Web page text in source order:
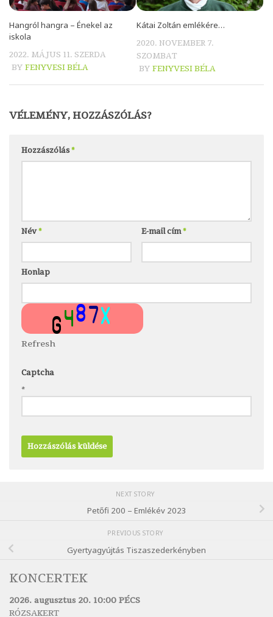
Hangról hangra – Énekel az
iskola
2022. MÁJUS 11. SZERDA
BY FENYVESI BÉLA
Kátai Zoltán emlékére…
2020. NOVEMBER 7.
SZOMBAT
BY FENYVESI BÉLA
VÉLEMÉNY, HOZZÁSZÓLÁS?
Hozzászólás*
Név* E-mail cím*
Honlap
Refresh
Captcha
*
NEXT STORY
Petőfi 200 – Emlékév 2023
PREVIOUS STORY
Gyertyagyújtás Tiszaszederkényben
KONCERTEK
2026. augusztus 20. 10:00 PÉCS
RÓZSAKERT